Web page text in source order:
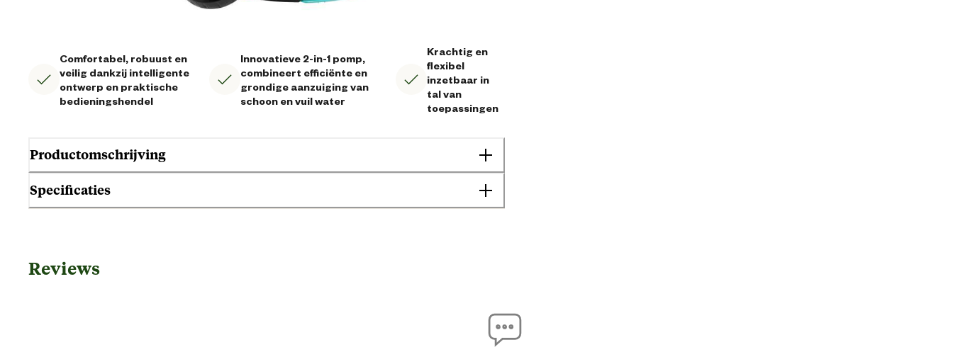
Comfortabel, robuust en
veilig dankzij intelligente
ontwerp en praktische
bedieningshendel
Innovatieve 2-in-1 pomp,
combineert efficiënte en
grondige aanzuiging van
schoon en vuil water
Krachtig en
flexibel
inzetbaar in
tal van
toepassingen
Productomschrijving
Specificaties
Ean
Reviews